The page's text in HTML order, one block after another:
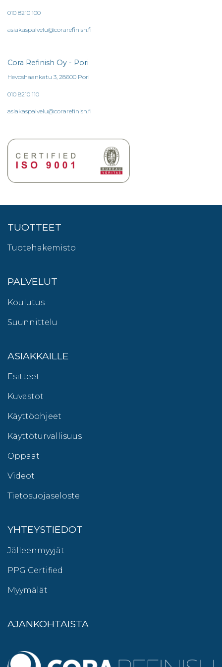
010 8210 100
asiakaspalvelu@corarefinish.fi
Cora Refinish Oy - Pori
Hevoshaankatu 3, 28600 Pori
010 8210 110
asiakaspalvelu@corarefinish.fi
TUOTTEET
Tuotehakemisto
PALVELUT
Koulutus
Suunnittelu
ASIAKKAILLE
Esitteet
Kuvastot
Käyttöohjeet
Käyttöturvallisuus
Oppaat
Videot
Tietosuojaseloste
YHTEYSTIEDOT
Jälleenmyyjät
PPG Certified
Myymälät
AJANKOHTAISTA